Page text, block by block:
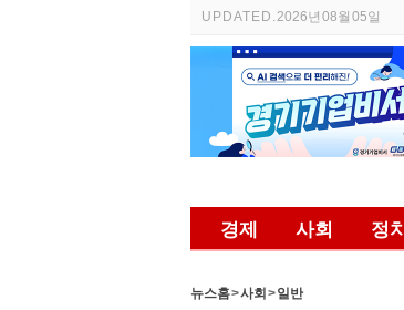
UPDATED.2026년 08월 05일
경제 사회 정치
뉴스홈>사회 >일반